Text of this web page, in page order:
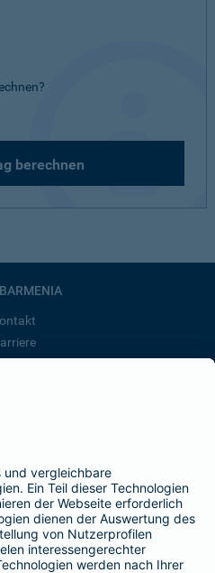
berechnen
BarmeniaGothaer
SEITEN